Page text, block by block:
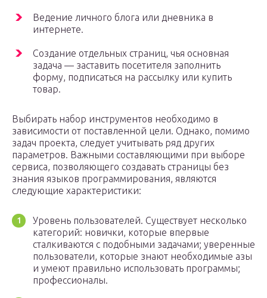
Ведение личного блога или дневника в
интернете.
Создание отдельных страниц, чья основная
задача — заставить посетителя заполнить
форму, подписаться на рассылку или купить
товар.
Выбирать набор инструментов необходимо в
зависимости от поставленной цели. Однако, помимо
задач проекта, следует учитывать ряд других
параметров. Важными составляющими при выборе
сервиса, позволяющего создавать страницы без
знания языков программирования, являются
следующие характеристики:
Уровень пользователей. Существует несколько
категорий: новички, которые впервые
сталкиваются с подобными задачами; уверенные
пользователи, которые знают необходимые азы
и умеют правильно использовать программы;
профессионалы.